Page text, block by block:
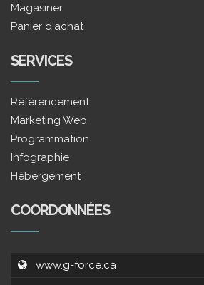
Magasiner
Panier d'achat
SERVICES
Référencement
Marketing Web
Programmation
Infographie
Hébergement
COORDONNÉES
www.g-force.ca